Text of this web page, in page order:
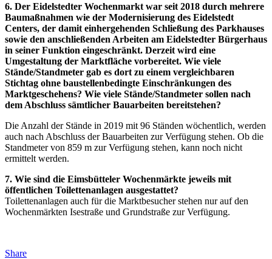
6. Der Eidelstedter Wochenmarkt war seit 2018 durch mehrere
Baumaßnahmen wie der Modernisierung des Eidelstedt
Centers, der damit einhergehenden Schließung des Parkhauses
sowie den anschließenden Arbeiten am Eidelstedter Bürgerhaus
in seiner Funktion eingeschränkt. Derzeit wird eine
Umgestaltung der Marktfläche vorbereitet. Wie viele
Stände/Standmeter gab es dort zu einem vergleichbaren
Stichtag ohne baustellenbedingte Einschränkungen des
Marktgeschehens? Wie viele Stände/Standmeter sollen nach
dem Abschluss sämtlicher Bauarbeiten bereitstehen?
Die Anzahl der Stände in 2019 mit 96 Ständen wöchentlich, werden
auch nach Abschluss der Bauarbeiten zur Verfügung stehen. Ob die
Standmeter von 859 m zur Verfügung stehen, kann noch nicht
ermittelt werden.
7. Wie sind die Eimsbütteler Wochenmärkte jeweils mit
öffentlichen Toilettenanlagen ausgestattet?
Toilettenanlagen auch für die Marktbesucher stehen nur auf den
Wochenmärkten Isestraße und Grundstraße zur Verfügung.
Share